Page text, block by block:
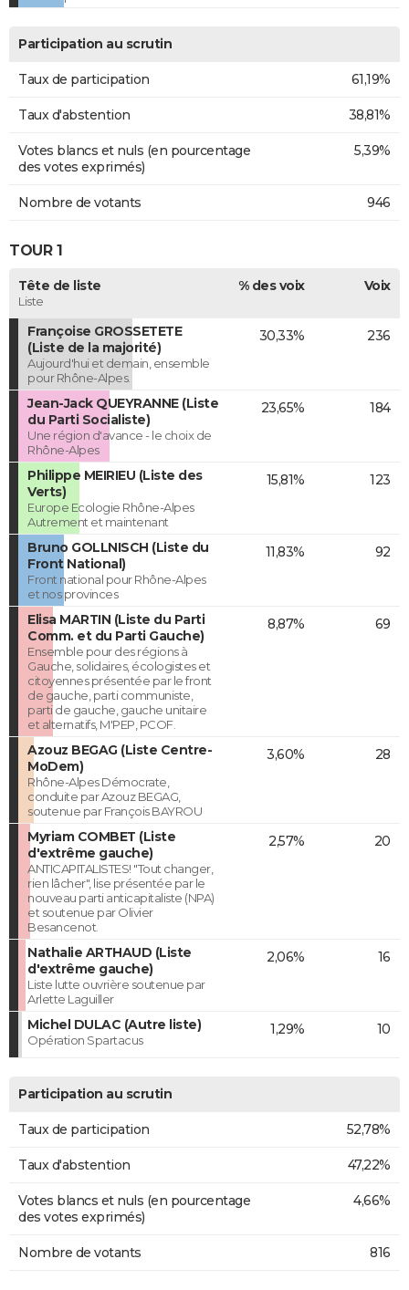
Participation au scrutin
Taux de participation 61,19%
Taux d'abstention 38,81%
Votes blancs et nuls (en pourcentage
des votes exprimés)
5,39%
Nombre de votants 946
TOUR 1
Tête de liste
Liste
% des voix Voix
Françoise GROSSETETE
(Liste de la majorité)
Aujourd'hui et demain, ensemble
pour Rhône-Alpes.
30,33% 236
Jean-Jack QUEYRANNE (Liste
du Parti Socialiste)
Une région d'avance - le choix de
Rhône-Alpes
23,65% 184
Philippe MEIRIEU (Liste des
Verts)
Europe Ecologie Rhône-Alpes
Autrement et maintenant
15,81% 123
Bruno GOLLNISCH (Liste du
Front National)
Front national pour Rhône-Alpes
et nos provinces
11,83% 92
Elisa MARTIN (Liste du Parti
Comm. et du Parti Gauche)
Ensemble pour des régions à
Gauche, solidaires, écologistes et
citoyennes présentée par le front
de gauche, parti communiste,
parti de gauche, gauche unitaire
et alternatifs, M'PEP, PCOF.
8,87% 69
Azouz BEGAG (Liste Centre-
MoDem)
Rhône-Alpes Démocrate,
conduite par Azouz BEGAG,
soutenue par François BAYROU
3,60% 28
Myriam COMBET (Liste
d'extrême gauche)
ANTICAPITALISTES! "Tout changer,
rien lâcher", lise présentée par le
nouveau parti anticapitaliste (NPA)
et soutenue par Olivier
Besancenot.
2,57% 20
Nathalie ARTHAUD (Liste
d'extrême gauche)
Liste lutte ouvrière soutenue par
Arlette Laguiller
2,06% 16
Michel DULAC (Autre liste)
Opération Spartacus
1,29% 10
Participation au scrutin
Taux de participation 52,78%
Taux d'abstention 47,22%
Votes blancs et nuls (en pourcentage
des votes exprimés)
4,66%
Nombre de votants 816